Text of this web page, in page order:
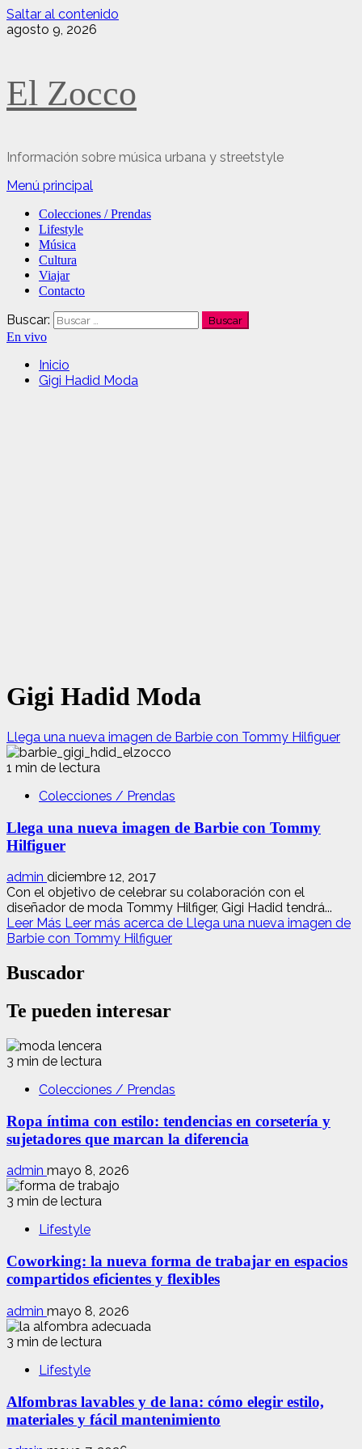
Saltar al contenido
agosto 9, 2026
El Zocco
Información sobre música urbana y streetstyle
Menú principal
Colecciones / Prendas
Lifestyle
Música
Cultura
Viajar
Contacto
Buscar:
En vivo
Inicio
Gigi Hadid Moda
Gigi Hadid Moda
Llega una nueva imagen de Barbie con Tommy Hilfiguer
1 min de lectura
Colecciones / Prendas
Llega una nueva imagen de Barbie con Tommy
Hilfiguer
admin diciembre 12, 2017
Con el objetivo de celebrar su colaboración con el
diseñador de moda Tommy Hilfiger, Gigi Hadid tendrá...
Leer Más Leer más acerca de Llega una nueva imagen de
Barbie con Tommy Hilfiguer
Buscador
Te pueden interesar
3 min de lectura
Colecciones / Prendas
Ropa íntima con estilo: tendencias en corsetería y
sujetadores que marcan la diferencia
admin mayo 8, 2026
3 min de lectura
Lifestyle
Coworking: la nueva forma de trabajar en espacios
compartidos eficientes y flexibles
admin mayo 8, 2026
3 min de lectura
Lifestyle
Alfombras lavables y de lana: cómo elegir estilo,
materiales y fácil mantenimiento